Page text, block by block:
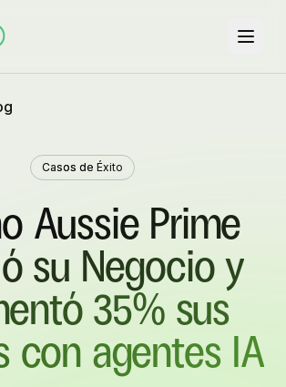
Casos de Éxito
Aussie Prime
su Negocio y
35% sus
con agentes IA